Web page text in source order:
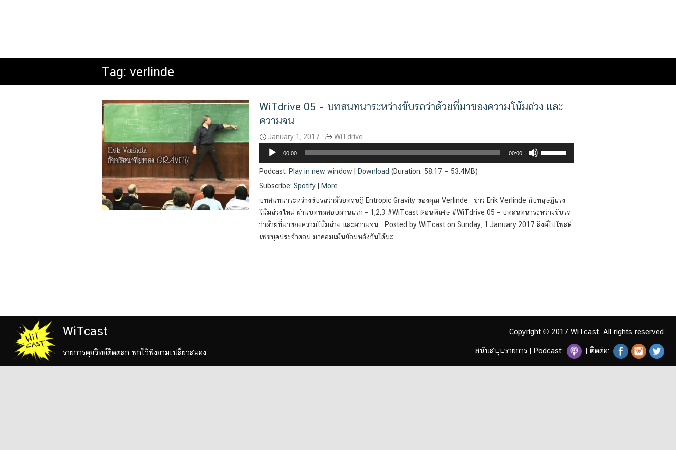
Tag: verlinde
WiTdrive 05 – บทสนทนาระหว่างขับรถว่าด้วยที่มาของความโน้มถ่วง และ
ความจน
January 1, 2017 WiTdrive
Audio
00:00 00:00
increase
or
Podcast: Play in new window Download (Duration: 58:17 — 53.4MB)
Subscribe:Spotify
More
บทสนทนาระหว่างขับรถว่าด้วยทฤษฎี Entropic Gravity ของคุณ Verlinde ข่าว Erik Verlinde กับทฤษฎีแรง
โน้มถ่วงใหม่ ผ่านบททดสอบด่านแรก – 1,2,3 #WiTcast ตอนพิเศษ #WiTdrive 05 – บทสนทนาระหว่างขับรถ
ว่าด้วยที่มาของความโน้มถ่วง และความจน… Posted by WiTcast on Sunday, 1 January 2017 ลิงค์ไปโพสต์
เฟซบุคประจำตอน มาคอมเม้นย้อนหลังกันได้นะ
WiTcast
รายการคุยวิทย์ติดตลก พกไว้ฟังยามเปลี่ยวสมอง
Copyright © 2017 WiTcast. All rights reserved.
สนับสนุนรายการ | Podcast: | ติดต่อ: